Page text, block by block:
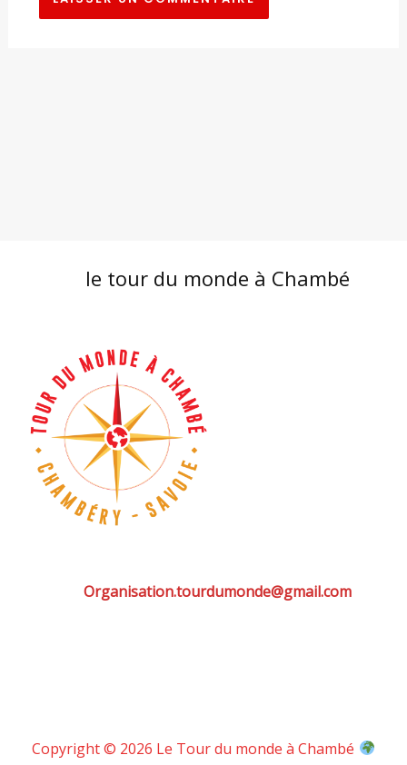
le tour du monde à Chambé
Organisation.tourdumonde@gmail.com
Copyright © 2026 Le Tour du monde à Chambé